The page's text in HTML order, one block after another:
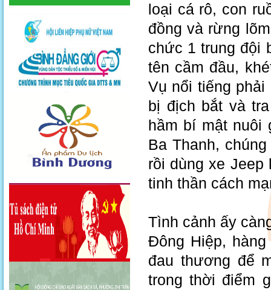
loại cá rô, con
đồng và rừng
chức 1 trung đội
tên cầm đầu,
Vụ nổi tiếng
bị địch bắt và
hầm bí mật nuôi
Ba Thanh,
rồi dùng xe Jeep
tinh thần cách
Tình cảnh ấy
Đông Hiệp,
đau thương để
trong thời điểm